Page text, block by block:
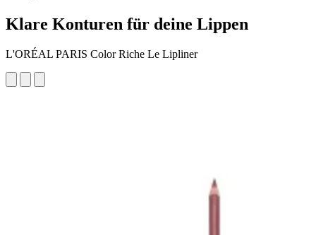
Klare Konturen für deine Lippen
L'ORÉAL PARIS Color Riche Le Lipliner